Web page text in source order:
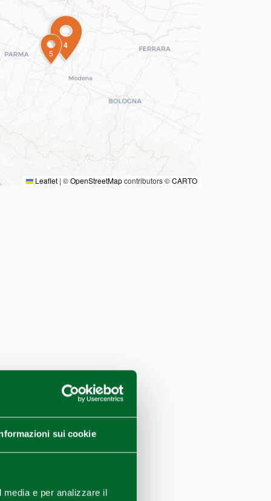
sui cookie
e per analizzare il
4
5
Leaflet | ©OpenStreetMapcontributors ©CARTO